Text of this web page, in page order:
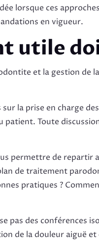
lorsque ces
en vigueur.
utile
et la gestion de
la prise en charge
Toute
permettre de repartir
de traitement
pratiques ?
pas des conférences
de la douleur aiguë